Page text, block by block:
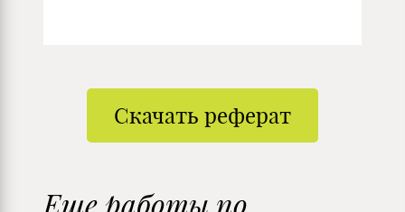
Скачать реферат
Еще работы по